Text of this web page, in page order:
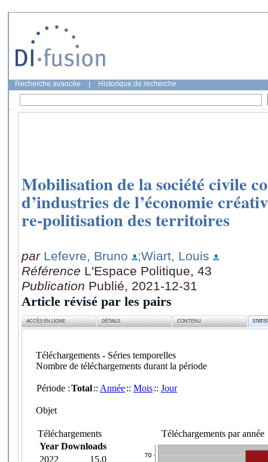
Recherche avancée Historique de recherche
Mobilisation de la société civile
d’industries de l’économie
re-politisation des territoires
par Lefevre, Bruno
;Wiart, Louis
Référence L'Espace Politique, 43
Publication Publié, 2021-12-31
Article révisé par les pairs
ACCÈS EN LIGNE DÉTAILS CONTENU